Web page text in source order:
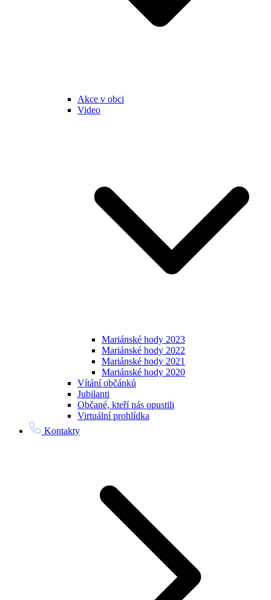
Akce v obci
Video
Mariánské hody 2023
Mariánské hody 2022
Mariánské hody 2021
Mariánské hody 2020
Vítání občánků
Jubilanti
Občané, kteří nás opustili
Virtuální prohlídka
Kontakty